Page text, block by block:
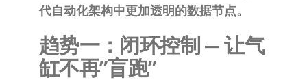
代自动化架构中更加透明的数据节点。
趋势一：闭环控制 — 让气
缸不再”盲跑”